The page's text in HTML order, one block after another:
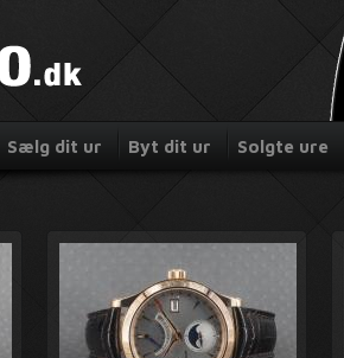
Sælg dit ur Byt dit ur Solgte ure